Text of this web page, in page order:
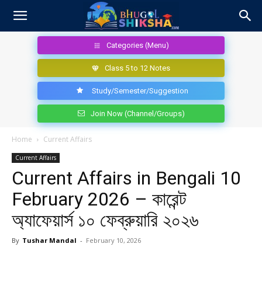
Categories (Menu)
Class 5 to 12 Notes
Study/Semester/Suggestion
Join Now (Channel/Groups)
Home Current Affairs
Current Affairs
Current Affairs in Bengali 10
February 2026 – কারেন্ট
অ্যাফেয়ার্স ১০ ফেব্রুয়ারি ২০২৬
By Tushar Mandal - February 10, 2026